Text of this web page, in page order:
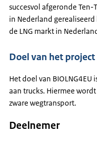
succesvol afgeronde
in Nederland
de LNG markt in
Doel van het project
Het doel van
aan trucks. Hiermee
zware wegtransport.
Deelnemer